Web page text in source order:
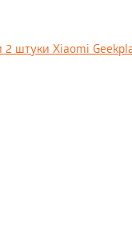
штуки Xiaomi